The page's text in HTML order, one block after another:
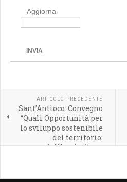
Aggiorna
INVIA
ARTICOLO PRECEDENTE
Sant'Antioco. Convegno
“Quali Opportunità per
lo sviluppo sostenibile
del territorio:
dall’agricoltura
Repliche a Carloforte e